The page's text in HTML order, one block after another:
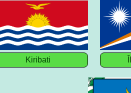
Kiribati